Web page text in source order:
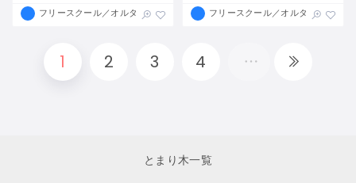
フリースクール／オルタナティブスクール フリースクール／オルタナティブス
1 2 3 4
とまり木一覧